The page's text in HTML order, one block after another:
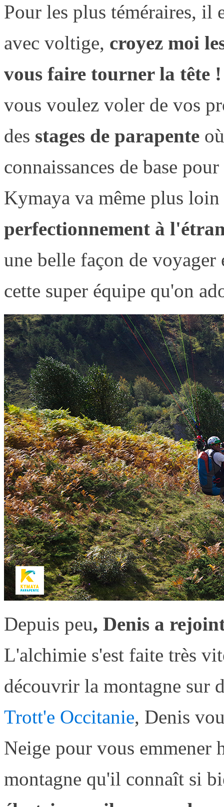
Pour les plus téméraires, il
avec voltige, croyez moi
vous faire tourner la tête !
vous voulez voler de vos
des stages de parapente
connaissances de base
Kymaya va même plus
perfectionnement à
une belle façon de voyager
cette super équipe qu'on
Depuis peu, Denis a
L'alchimie s'est faite très
découvrir la montagne sur
Trott'e Occitanie, Denis
Neige pour vous emmener
montagne qu'il connaît si